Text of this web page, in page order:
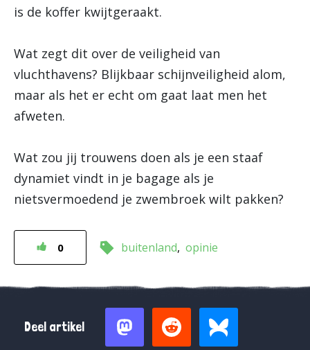
is de koffer kwijtgeraakt.
Wat zegt dit over de veiligheid van
vluchthavens? Blijkbaar schijnveiligheid alom,
maar als het er echt om gaat laat men het
afweten.
Wat zou jij trouwens doen als je een staaf
dynamiet vindt in je bagage als je
nietsvermoedend je zwembroek wilt pakken?
0 buitenland opinie
Deel artikel